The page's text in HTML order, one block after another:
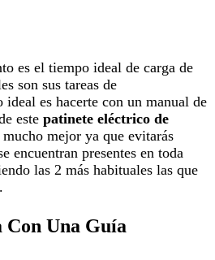
es el tiempo ideal de carga de
son sus tareas de
ideal es hacerte con un manual de
este patinete eléctrico de
mejor ya que evitarás
encuentran presentes en toda
las 2 más habituales las que
Con Una Guía